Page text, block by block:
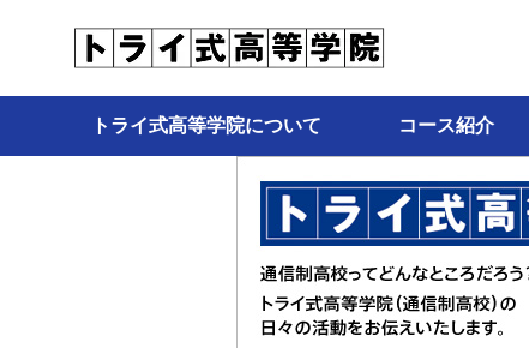
トライ式高等学院について コース紹介